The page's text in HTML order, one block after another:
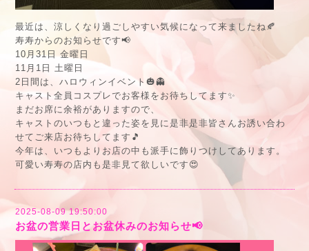
最近は、涼しくなり過ごしやすい気候になって来ましたね🍂
寿寿からのお知らせです📢
10月31日 金曜日
11月1日 土曜日
2日間は、ハロウィンイベント🎃👻
キャスト全員コスプレでお客様をお待ちしてます✨
まだお席に余裕がありますので、
キャストのいつもと違った姿を見に是非是非皆さんお誘い合わ
せてご来店お待ちしてます🎵
今年は、いつもよりお店の中も派手に飾りつけしてあります。
可愛い寿寿の店内も是非見て欲しいです😍
2025-08-09 19:50:00
お盆の営業日とお盆休みのお知らせ📢